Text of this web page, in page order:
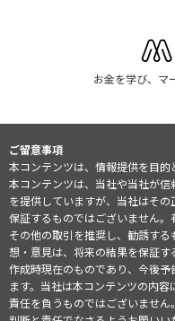
お金を学び、マ
ご留意事項
本コンテンツは、情報提供を目的
本コンテンツは、当社や当社が
を提供していますが、当社はそ
保証するものではございません。
その他の取引を推奨し、勧誘す
想・意見は、将来の結果を保証
作成時現在のものであり、今後
ます。当社は本コンテンツの内
責任を負うものではございませ